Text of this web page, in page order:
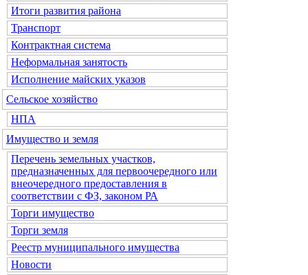
Итоги развития района
Транспорт
Контрактная система
Неформальная занятость
Исполнение майских указов
Сельское хозяйство
НПА
Имущество и земля
Перечень земельных участков,
предназначенных для первоочередного или
внеочередного предоставления в
соответствии с ФЗ, законом РА
Торги имущество
Торги земля
Реестр муниципального имущества
Новости